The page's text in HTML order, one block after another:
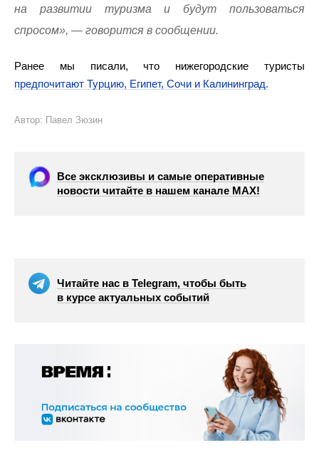
на развитии туризма и будут пользоваться
спросом», — говорится в сообщении.
Ранее мы писали, что нижегородские туристы
предпочитают Турцию, Египет, Сочи и Калининград.
Автор: Павел Зюзин
Все эксклюзивы и самые оперативные
новости читайте в нашем канале МАХ!
Читайте нас в Telegram, чтобы быть
в курсе актуальных событий